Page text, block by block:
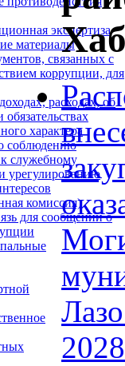
экспертиза
материалы
связанных с
коррупции, для
расходах, об
характера
соблюдению
служебному
урегулированию
комиссия)
для сообщений о